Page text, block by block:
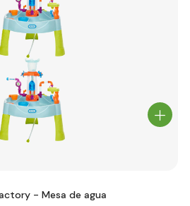
- Mesa de agua